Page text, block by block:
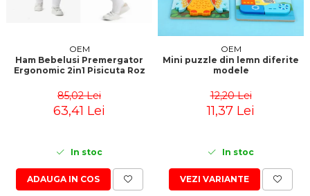
OEM
Ham Bebelusi Premergator
Ergonomic 2in1 Pisicuta Roz
85,02 Lei
63,41 Lei
In stoc
ADAUGA IN COS
OEM
Mini puzzle din lemn diferite
modele
12,20 Lei
11,37 Lei
In stoc
VEZI VARIANTE